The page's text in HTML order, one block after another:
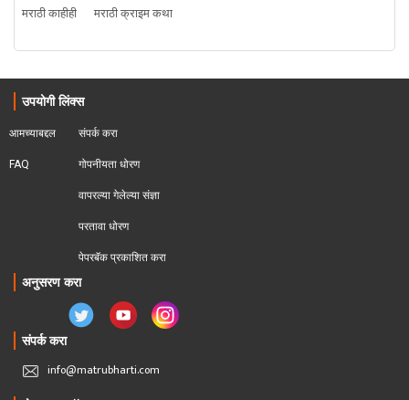
मराठी काहीही
मराठी क्राइम कथा
उपयोगी लिंक्स
आमच्याबद्दल
FAQ
संपर्क करा
गोपनीयता धोरण
वापरल्या गेलेल्या संज्ञा
परतावा धोरण
पेपरबॅक प्रकाशित करा
अनुसरण करा
संपर्क करा
info@matrubharti.com